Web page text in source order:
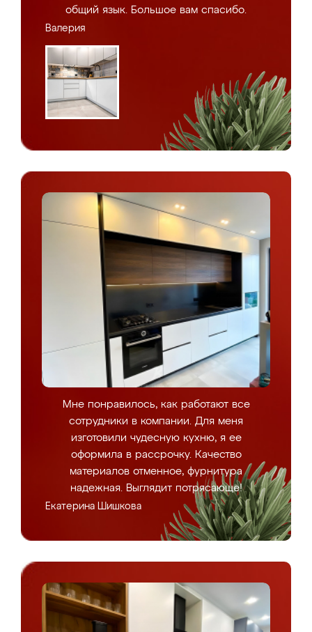
общий язык. Большое вам спасибо.
Валерия
Мне понравилось, как работают все
сотрудники в компании. Для меня
изготовили чудесную кухню, я ее
оформила в рассрочку. Качество
материалов отменное, фурнитура
надежная. Выглядит потрясающе!
Екатерина Шишкова